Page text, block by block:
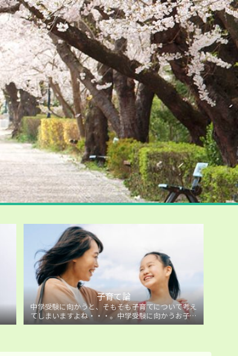
子育て論
中学受験に向かうと、そもそも子育てについて考え
てしまいますよね・・・。中学受験に向かうお子様
を持つ保護者の方に向けた子育て論について。